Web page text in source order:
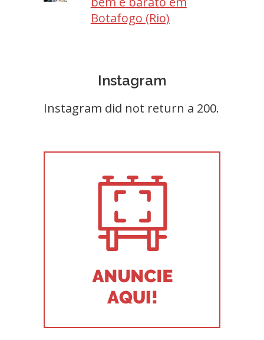
Botafogo (Rio)
Instagram
Instagram did not return a 200.